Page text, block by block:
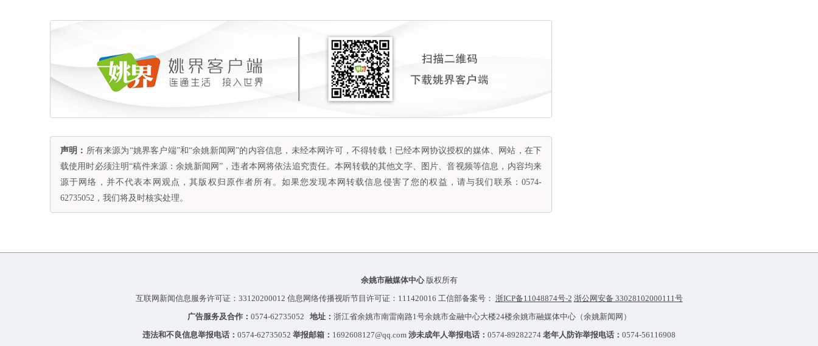
声明： 所有来源为“姚界客户端”和“余姚新闻网”的内容信息，未经本网许可，不得转载！已经本网协议授权的媒体、网站，在下
载使用时必须注明“稿件来源：余姚新闻网”，违者本网将依法追究责任。本网转载的其他文字、图片、音视频等信息，内容均来
源于网络，并不代表本网观点，其版权归原作者所有。如果您发现本网转载信息侵害了您的权益，请与我们联系：0574-
62735052，我们将及时核实处理。
余姚市融媒体中心版权所有
互联网新闻信息服务许可证：33120200012 信息网络传播视听节目许可证：111420016 工信部备案号： 浙ICP备11048874号-2 浙公网安备 33028102000111号
广告服务及合作： 0574-62735052 地址： 浙江省余姚市南雷南路1号余姚市金融中心大楼24楼余姚市融媒体中心（余姚新闻网）
违法和不良信息举报电话： 0574-62735052 举报邮箱： 1692608127@qq.com 涉未成年人举报电话： 0574-89282274 老年人防诈举报电话： 0574-56116908